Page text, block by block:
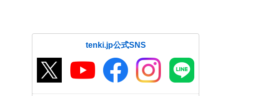
tenki.jp公式SNS